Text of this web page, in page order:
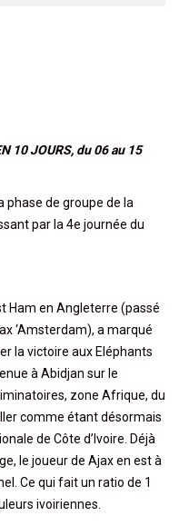
10 JOURS, du 06 au 15
phase de groupe de la
par la 4e journée du
Ham en Angleterre (passé
‘Amsterdam), a marqué
la victoire aux Eléphants
à Abidjan sur le
zone Afrique, du
comme étant désormais
de Côte d’Ivoire. Déjà
le joueur de Ajax en est à
Ce qui fait un ratio de 1
ivoiriennes.